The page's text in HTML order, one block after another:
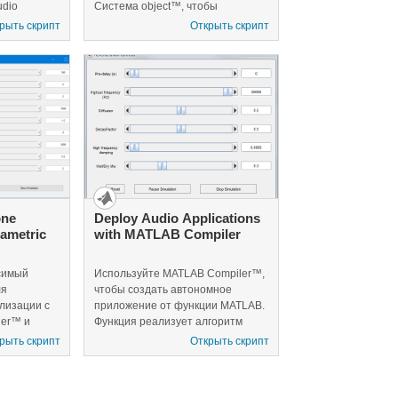
модель
скрипт
Система object™, чтобы
реализовать параметрическую
аудио модель эквалайзера,
которая может работать на
вашем хосте - компьютере или
устройстве на iOS Apple.
Открыть скрипт
с
и
скрипт
Deploy Audio Applications
with MATLAB Compiler
Используйте MATLAB Compiler™,
чтобы создать автономное
приложение от функции MATLAB.
Функция реализует алгоритм
обработки аудиоданных и
проигрывает результат через
Открыть скрипт